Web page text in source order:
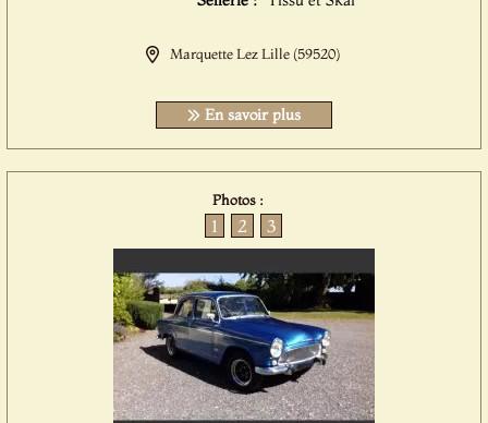
Marquette Lez Lille (59520)
En savoir plus
Photos :
1 2 3